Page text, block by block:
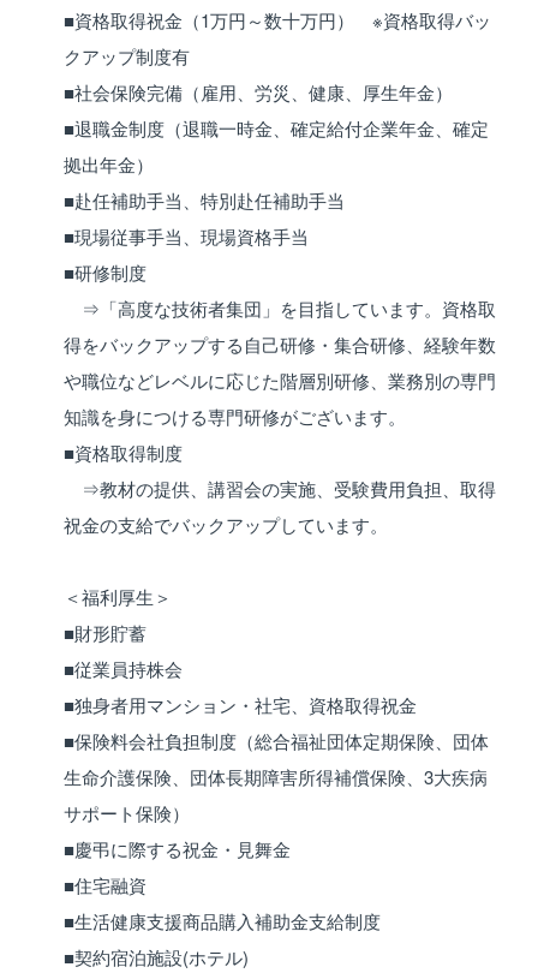
■資格取得祝金（1万円～数十万円） ※資格取得バッ
クアップ制度有
■社会保険完備（雇用、労災、健康、厚生年金）
■退職金制度（退職一時金、確定給付企業年金、確定
拠出年金）
■赴任補助手当、特別赴任補助手当
■現場従事手当、現場資格手当
■研修制度
⇒「高度な技術者集団」を目指しています。資格取
得をバックアップする自己研修・集合研修、経験年数
や職位などレベルに応じた階層別研修、業務別の専門
知識を身につける専門研修がございます。
■資格取得制度
⇒教材の提供、講習会の実施、受験費用負担、取得
祝金の支給でバックアップしています。
＜福利厚生＞
■財形貯蓄
■従業員持株会
■独身者用マンション・社宅、資格取得祝金
■保険料会社負担制度（総合福祉団体定期保険、団体
生命介護保険、団体長期障害所得補償保険、3大疾病
サポート保険）
■慶弔に際する祝金・見舞金
■住宅融資
■生活健康支援商品購入補助金支給制度
■契約宿泊施設(ホテル)